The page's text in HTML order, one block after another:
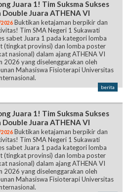
Juara 1! Tim Suksma Sukses
Double Juara ATHENA VI
Buktikan ketajaman berpikir dan
Tim SMA Negeri 1 Sukawati
sabet Juara 1 pada kategori lomba
(tingkat provinsi) dan lomba poster
nasional) dalam ajang ATHENA VI
2026 yang diselenggarakan oleh
Mahasiswa Fisioterapi Universitas
berita
Juara 1! Tim Suksma Sukses
Double Juara ATHENA VI
Buktikan ketajaman berpikir dan
Tim SMA Negeri 1 Sukawati
sabet Juara 1 pada kategori lomba
(tingkat provinsi) dan lomba poster
nasional) dalam ajang ATHENA VI
2026 yang diselenggarakan oleh
Mahasiswa Fisioterapi Universitas